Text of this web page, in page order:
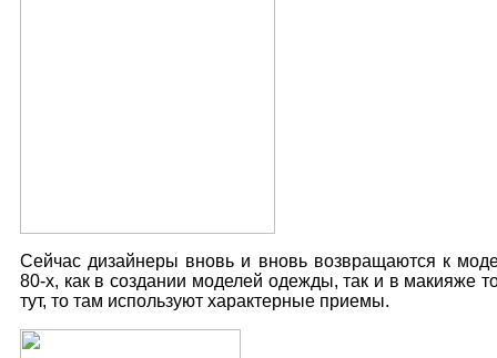
Сейчас дизайнеры вновь и вновь возвращаются к
80-х, как в создании моделей одежды, так и в макияже
тут, то там используют характерные приемы.